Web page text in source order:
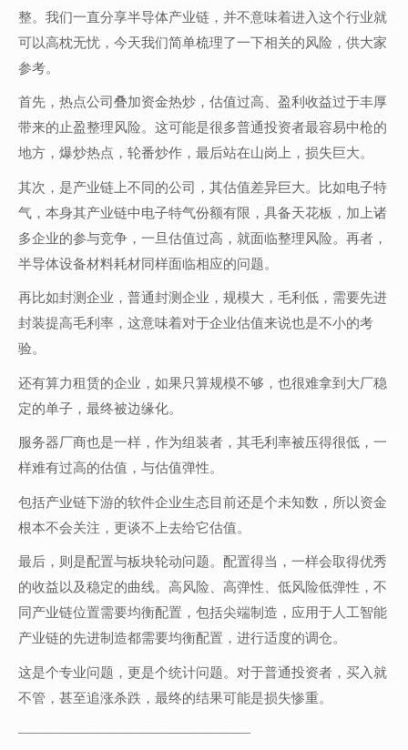
整。我们一直分享半导体产业链，并不意味着进入这个行业就
可以高枕无忧，今天我们简单梳理了一下相关的风险，供大家
参考。
首先，热点公司叠加资金热炒，估值过高、盈利收益过于丰厚
带来的止盈整理风险。这可能是很多普通投资者最容易中枪的
地方，爆炒热点，轮番炒作，最后站在山岗上，损失巨大。
其次，是产业链上不同的公司，其估值差异巨大。比如电子特
气，本身其产业链中电子特气份额有限，具备天花板，加上诸
多企业的参与竞争，一旦估值过高，就面临整理风险。再者，
半导体设备材料耗材同样面临相应的问题。
再比如封测企业，普通封测企业，规模大，毛利低，需要先进
封装提高毛利率，这意味着对于企业估值来说也是不小的考
验。
还有算力租赁的企业，如果只算规模不够，也很难拿到大厂稳
定的单子，最终被边缘化。
服务器厂商也是一样，作为组装者，其毛利率被压得很低，一
样难有过高的估值，与估值弹性。
包括产业链下游的软件企业生态目前还是个未知数，所以资金
根本不会关注，更谈不上去给它估值。
最后，则是配置与板块轮动问题。配置得当，一样会取得优秀
的收益以及稳定的曲线。高风险、高弹性、低风险低弹性，不
同产业链位置需要均衡配置，包括尖端制造，应用于人工智能
产业链的先进制造都需要均衡配置，进行适度的调仓。
这是个专业问题，更是个统计问题。对于普通投资者，买入就
不管，甚至追涨杀跌，最终的结果可能是损失惨重。
—————————————————